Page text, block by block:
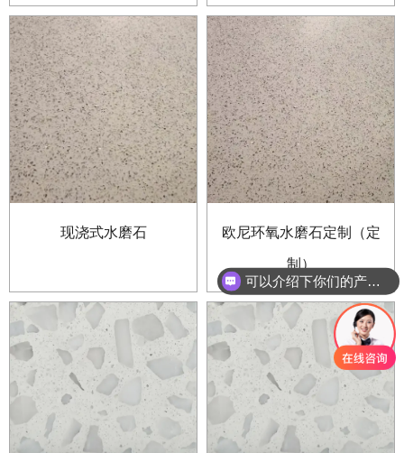
现浇式水磨石 欧尼环氧水磨石定制（定
制）
可以介绍下你们的产品么？